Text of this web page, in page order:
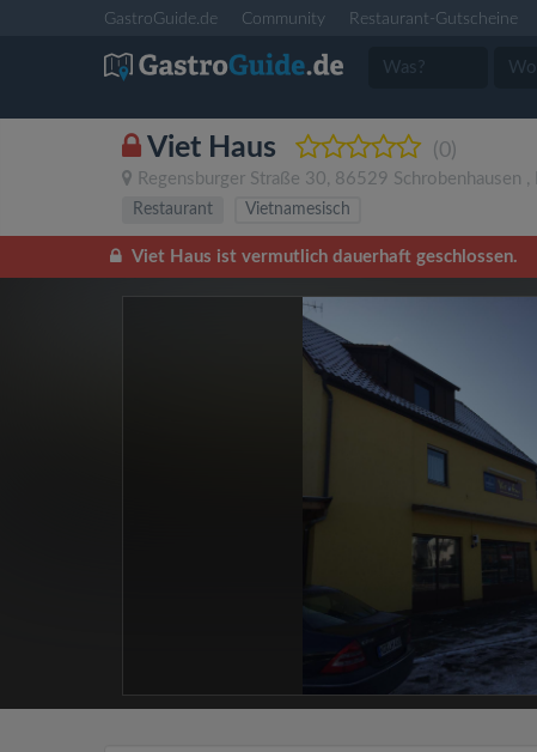
GastroGuide.de Community Restaurant-Gutscheine
Viet Haus (0)
Regensburger Straße 30, 86529 Schrobenhausen ,
Restaurant Vietnamesisch
Viet Haus ist vermutlich dauerhaft geschlossen.